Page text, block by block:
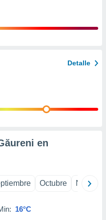
Detalle
en
Octubre
16°C